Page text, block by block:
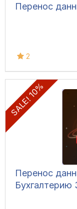
Перенос
2
SALE! 10%
Перенос
Бухгалтерию